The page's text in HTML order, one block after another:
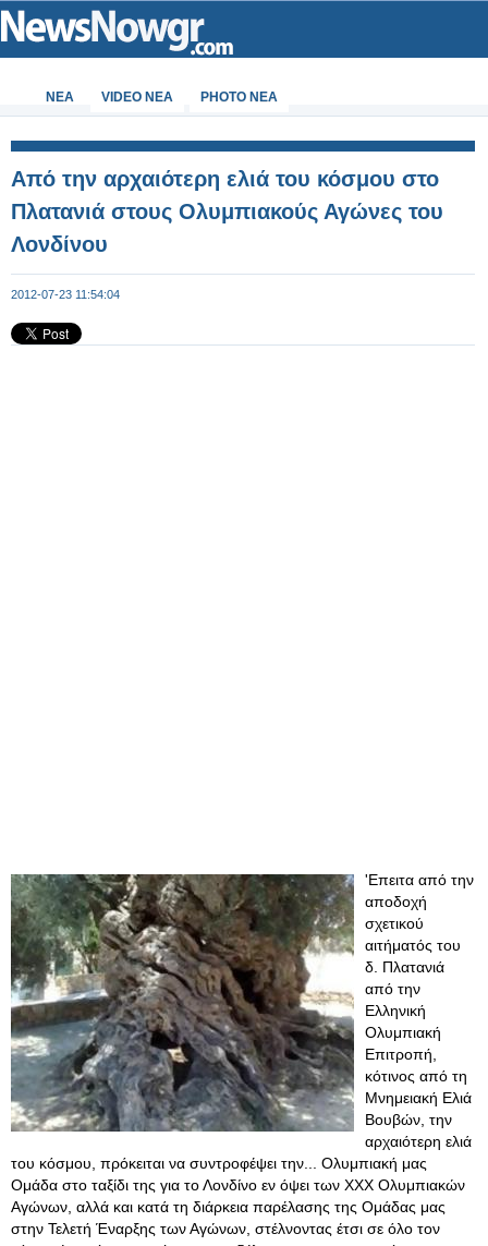
ΝΕΑ VIDEO NEA PHOTO NEA
Από την αρχαιότερη ελιά του κόσμου στο
Πλατανιά στους Ολυμπιακούς Αγώνες του
Λονδίνου
2012-07-23 11:54:04
'Επειτα από την
αποδοχή
σχετικού
αιτήματός του
δ. Πλατανιά
από την
Ελληνική
Ολυμπιακή
Επιτροπή,
κότινος από τη
Μνημειακή Ελιά
Βουβών, την
αρχαιότερη ελιά
του κόσμου, πρόκειται να συντροφέψει την... Ολυμπιακή μας
Ομάδα στο ταξίδι της για το Λονδίνο εν όψει των ΧΧΧ Ολυμπιακών
Αγώνων, αλλά και κατά τη διάρκεια παρέλασης της Ομάδας μας
στην Τελετή Έναρξης των Αγώνων, στέλνοντας έτσι σε όλο τον